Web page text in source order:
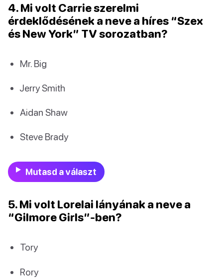
4. Mi volt Carrie szerelmi
érdeklődésének a neve a híres “Szex
és New York” TV sorozatban?
Mr. Big
Jerry Smith
Aidan Shaw
Steve Brady
Mutasd a választ
5. Mi volt Lorelai lányának a neve a
“Gilmore Girls”-ben?
Tory
Rory